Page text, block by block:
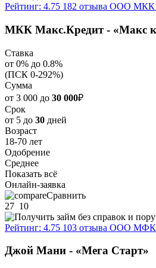
Рейтинг: 4.75 182 отзыва ООО МКК
МКК Макс.Кредит - «Макс
Ставка
от 0% до 0.8%
(ПСК 0-292%)
Сумма
от 3 000 до 30 000₽
Срок
от 5 до 30 дней
Возраст
18-70 лет
Одобрение
Среднее
Показать всё
Онлайн-заявка
Сравнить
27 10
Рейтинг: 4.75 103 отзыва ООО МФК
Джой Мани - «Мега Старт»